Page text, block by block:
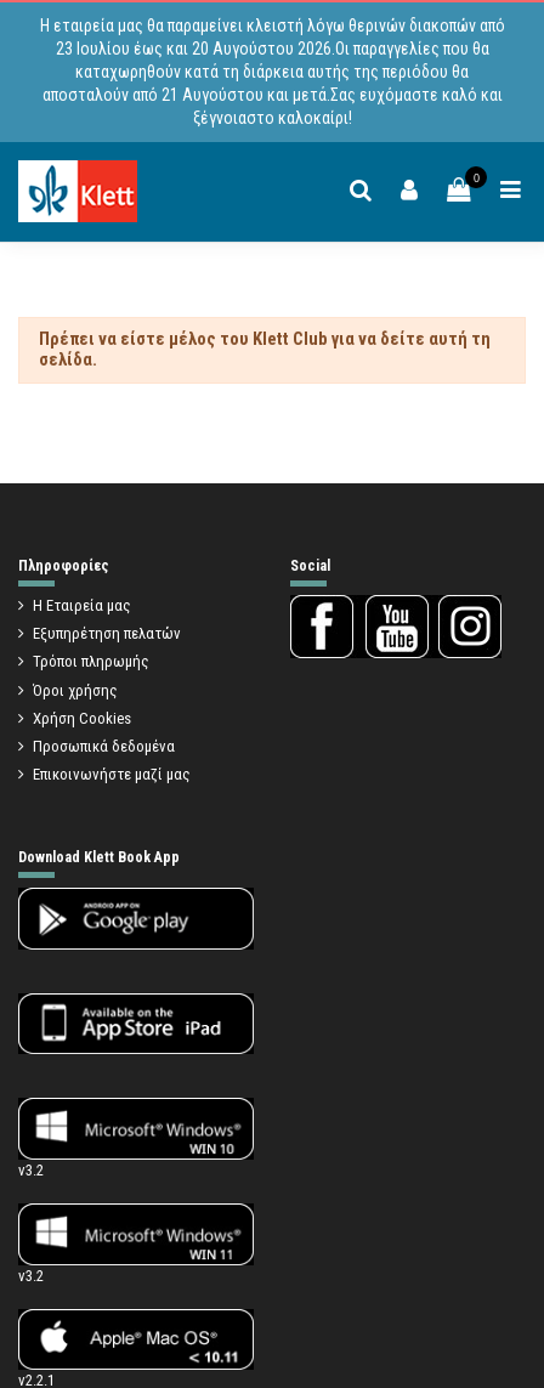
Η εταιρεία μας θα παραμείνει κλειστή λόγω θερινών διακοπών από
23 Ιουλίου έως και 20 Αυγούστου 2026.Οι παραγγελίες που θα
καταχωρηθούν κατά τη διάρκεια αυτής της περιόδου θα
αποσταλούν από 21 Αυγούστου και μετά.Σας ευχόμαστε καλό και
ξέγνοιαστο καλοκαίρι!
0
Πρέπει να είστε μέλος του Klett Club για να δείτε αυτή τη
σελίδα.
Πληροφορίες
Η Εταιρεία μας
Εξυπηρέτηση πελατών
Τρόποι πληρωμής
Όροι χρήσης
Χρήση Cookies
Προσωπικά δεδομένα
Επικοινωνήστε μαζί μας
Social
Download Klett Book App
v3.2
v3.2
v2.2.1